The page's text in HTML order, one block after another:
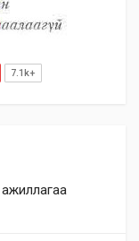
7.1k+
ажиллагаа